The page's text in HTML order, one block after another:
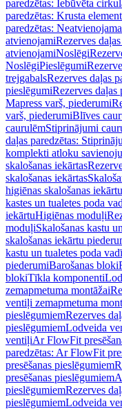
paredzētas: Iebūvēta
paredzētas: Krusta
paredzētas:
atvienojamiRezerves
atvienojamiNoslēgi
NoslēgiPieslēgumi
trejgabalsRezerves daļas
pieslēgumiRezerves daļas
Mapress varš, piederumi
varš, piederumiBlīves
caurulēmStiprinājumi
daļas paredzētas:
komplekti atloku
skalošanas iekārtas
skalošanas iekārtas
higiēnas skalošanas iekārtu
kastes un tualetes poda
iekārtuHigiēnas moduļi
moduļiSkalošanas kastu
skalošanas iekārtu
kastu un tualetes poda
piederumiBarošanas bloki
blokiTīkla komponenti
zemapmetuma montāžai
ventiļi zemapmetuma
pieslēgumiemRezerves
pieslēgumiemLodveida
ventiļiAr FlowFit
paredzētas: Ar FlowFit
presēšanas pieslēgumiem
presēšanas pieslēgumiem
pieslēgumiemRezerves
pieslēgumiemLodveida